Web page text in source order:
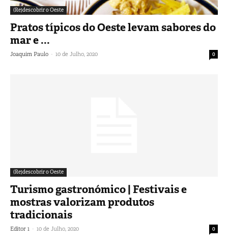
(Re)descobrir o Oeste
Pratos típicos do Oeste levam sabores do
mar e ...
Joaquim Paulo - 10 de Julho, 2020 0
(Re)descobrir o Oeste
Turismo gastronómico | Festivais e
mostras valorizam produtos
tradicionais
Editor 1 - 10 de Julho, 2020 0